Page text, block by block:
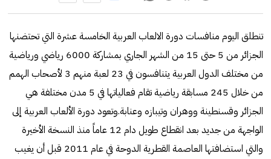
تنطلق اليوم منافسات دورة الالعاب العربية الخامسة عشرة التي تحتضنها
الجزائر من 5 حتى 15 من الشهر الجاري بمشاركة 6000 رياضي ورياضية
من مختلف الدول العربية يتنافسون في 23 لعبة منهم 3 لأصحاب الهمم
من خلال 245 مسابقة رياضية تقام فعالياتها في 5 مدن مختلفة هي
الجزائر وقسنطينة ووهران وتيبازه وعنابة.وتعود دورة الألعاب العربية إلى
الواجهة من جديد بعد انقطاع طويل دام 12 عاماً منذ النسخة الأخيرة
والتي استضافتها العاصمة القطرية الدوحة في عام 2011 قبل أن يغيب